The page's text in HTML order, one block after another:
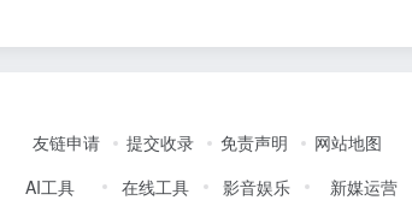
友链申请 提交收录 免责声明
网站地图
AI工具
在线工具 影音娱乐 新媒运营